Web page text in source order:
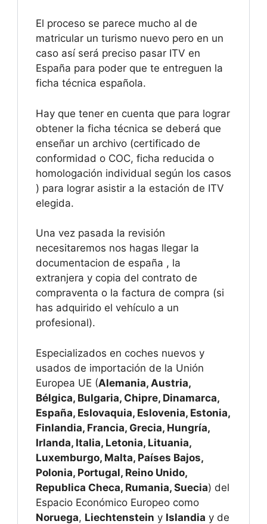
El proceso se parece mucho al de
matricular un turismo nuevo pero en un
caso así será preciso pasar ITV en
España para poder que te entreguen la
ficha técnica española.
Hay que tener en cuenta que para lograr
obtener la ficha técnica se deberá que
enseñar un archivo (certificado de
conformidad o COC, ficha reducida o
homologación individual según los casos
) para lograr asistir a la estación de ITV
elegida.
Una vez pasada la revisión
necesitaremos nos hagas llegar la
documentacion de españa , la
extranjera y copia del contrato de
compraventa o la factura de compra (si
has adquirido el vehículo a un
profesional).
Especializados en coches nuevos y
usados de importación de la Unión
Europea UE (Alemania, Austria,
Bélgica, Bulgaria, Chipre, Dinamarca,
España, Eslovaquia, Eslovenia, Estonia,
Finlandia, Francia, Grecia, Hungría,
Irlanda, Italia, Letonia, Lituania,
Luxemburgo, Malta, Países Bajos,
Polonia, Portugal, Reino Unido,
Republica Checa, Rumania, Suecia) del
Espacio Económico Europeo como
Noruega, Liechtenstein y Islandia y de